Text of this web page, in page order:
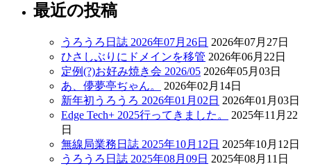
最近の投稿
うろうろ日誌 2026年07月26日 2026年07月27日
ひさしぶりにドメインを移管 2026年06月22日
定例(?)お好み焼き会 2026/05 2026年05月03日
あ、儚夢亭ぢゃん。
2026年02月14日
新年初うろうろ 2026年01月02日 2026年01月03日
Edge Tech+ 2025行ってきました。
2025年11月22
日
無線局業務日誌 2025年10月12日 2025年10月12日
うろうろ日誌 2025年08月09日 2025年08月11日